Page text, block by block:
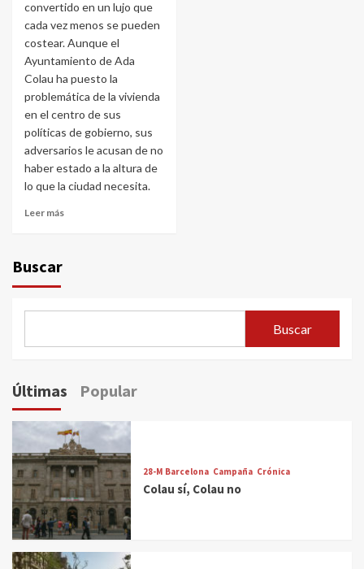
convertido en un lujo que
cada vez menos se pueden
costear. Aunque el
Ayuntamiento de Ada
Colau ha puesto la
problemática de la vivienda
en el centro de sus
políticas de gobierno, sus
adversarios le acusan de no
haber estado a la altura de
lo que la ciudad necesita.
Leer más
Buscar
Buscar
Últimas Popular
28-M Barcelona Campaña Crónica
Colau sí, Colau no